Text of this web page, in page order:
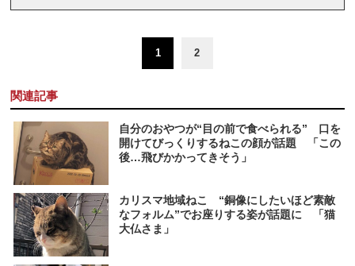
1 2
関連記事
自分のおやつが“目の前で食べられる” 口を
開けてびっくりするねこの顔が話題 「この
後…飛びかかってきそう」
カリスマ地域ねこ “銅像にしたいほど素敵
なフォルム”でお座りする姿が話題に 「猫
大仏さま」